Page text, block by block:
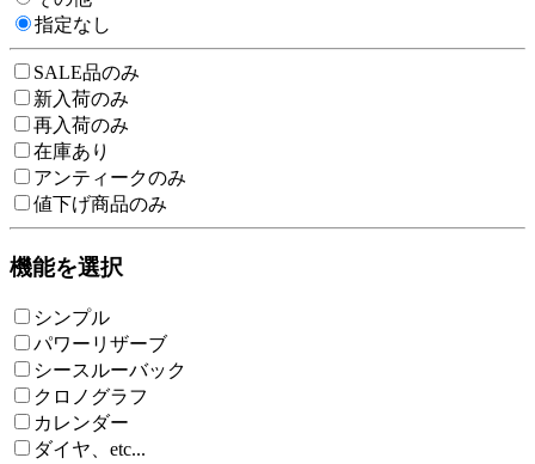
指定なし
SALE品のみ
新入荷のみ
再入荷のみ
在庫あり
アンティークのみ
値下げ商品のみ
機能を選択
シンプル
パワーリザーブ
シースルーバック
クロノグラフ
カレンダー
ダイヤ、etc...